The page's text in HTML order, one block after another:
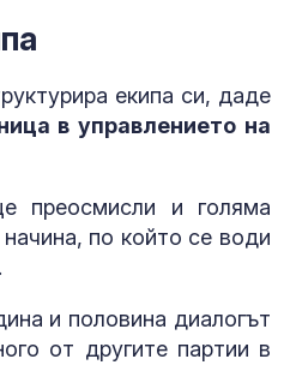
екипа си, даде
в управлението на
преосмисли и голяма
по който се води
и половина диалогът
от другите партии в